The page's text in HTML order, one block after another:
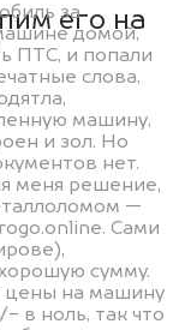
за
домой,
ПТС, и попали
слова,
машину,
и зол. Но
нет.
меня решение,
—
Сами
сумму.
цены на машину
в ноль, так что
его на